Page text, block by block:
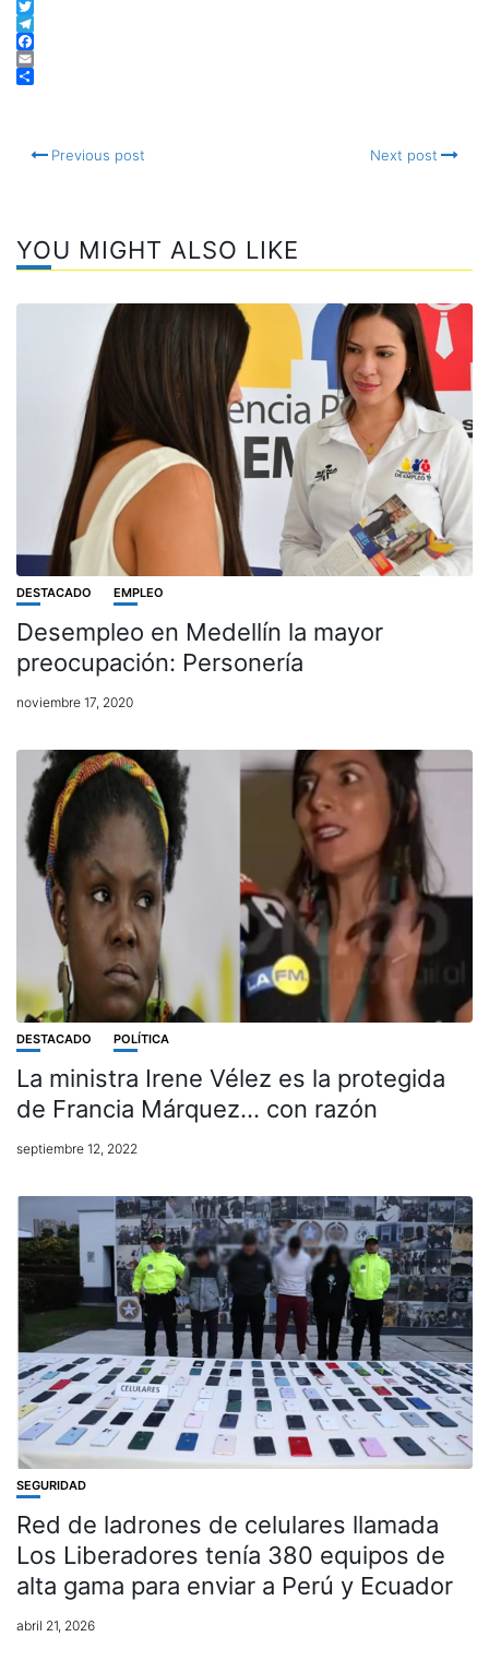
WhatsApp
Twitter
Telegram
Facebook
Email
Previous post Next post
YOU MIGHT ALSO LIKE
DESTACADO EMPLEO
Desempleo en Medellín la mayor
preocupación: Personería
noviembre 17, 2020
DESTACADO POLÍTICA
La ministra Irene Vélez es la protegida
de Francia Márquez… con razón
septiembre 12, 2022
SEGURIDAD
Red de ladrones de celulares llamada
Los Liberadores tenía 380 equipos de
alta gama para enviar a Perú y Ecuador
abril 21, 2026